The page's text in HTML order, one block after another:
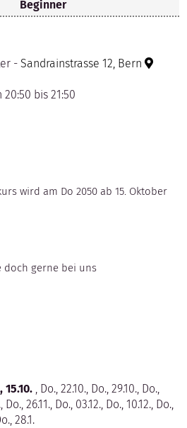
Beginner
-Sandrainstrasse 12, Bern
bis 21:50
wird am Do 2050 ab 15. Oktober
doch gerne bei uns
15.10. , Do., 22.10., Do., 29.10., Do.,
Do., 26.11., Do., 03.12., Do., 10.12., Do.,
28.1.